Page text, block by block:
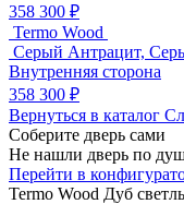
358 300 ₽
Termo Wood
Серый Антрацит,
Внутренняя сторона
358 300 ₽
Вернуться в каталог
Соберите дверь сами
Не нашли дверь по
Перейти в
Termo Wood Дуб